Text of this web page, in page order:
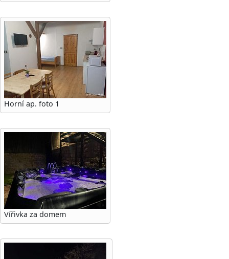
Horní ap. foto 1
Vířivka za domem